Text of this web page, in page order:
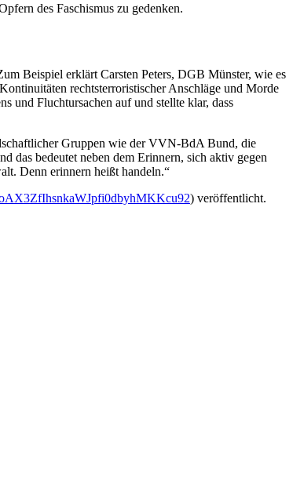
des Faschismus zu gedenken.
Beispiel erklärt Carsten Peters, DGB Münster, wie es
rechtsterroristischer Anschläge und Morde
und Fluchtursachen auf und stellte klar, dass
Gruppen wie der VVN-BdA Bund, die
das bedeutet neben dem Erinnern, sich aktiv gegen
Denn erinnern heißt handeln.“
) veröffentlicht.